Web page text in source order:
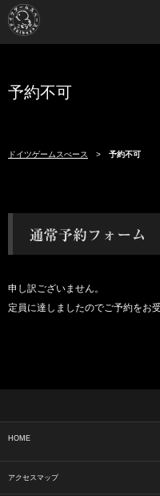
予約不可
ドイツゲームスぺース 予約不可
申し訳ございません。
定員に達しましたのでご予約をお
HOME
アクセスマップ